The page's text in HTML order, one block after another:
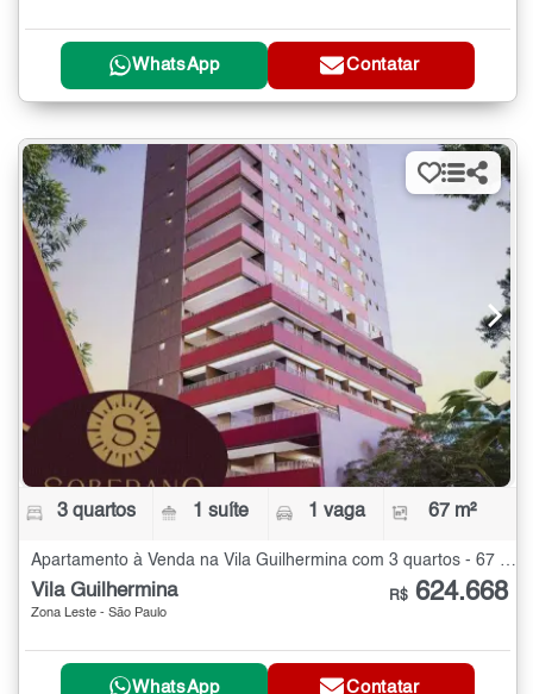
WhatsApp Contatar
3 quartos 1 suíte 1 vaga 67 m²
Vila Guilhermina
Zona Leste - São Paulo
R$ 624.668
WhatsApp Contatar